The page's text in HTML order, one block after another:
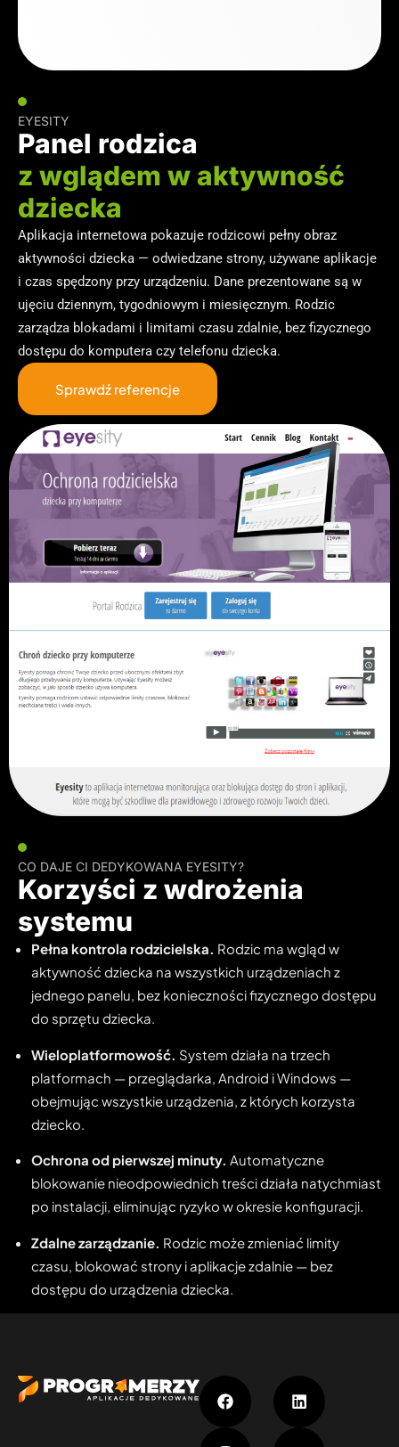
EYESITY
Panel rodzica
z wglądem w aktywność
dziecka
Aplikacja internetowa pokazuje rodzicowi pełny obraz
aktywności dziecka — odwiedzane strony, używane aplikacje
i czas spędzony przy urządzeniu. Dane prezentowane są w
ujęciu dziennym, tygodniowym i miesięcznym. Rodzic
zarządza blokadami i limitami czasu zdalnie, bez fizycznego
dostępu do komputera czy telefonu dziecka.
Sprawdź referencje
CO DAJE CI DEDYKOWANA EYESITY?
Korzyści z wdrożenia
systemu
Pełna kontrola rodzicielska. Rodzic ma wgląd w
aktywność dziecka na wszystkich urządzeniach z
jednego panelu, bez konieczności fizycznego dostępu
do sprzętu dziecka.
Wieloplatformowość. System działa na trzech
platformach — przeglądarka, Android i Windows —
obejmując wszystkie urządzenia, z których korzysta
dziecko.
Ochrona od pierwszej minuty. Automatyczne
blokowanie nieodpowiednich treści działa natychmiast
po instalacji, eliminując ryzyko w okresie konfiguracji.
Zdalne zarządzanie. Rodzic może zmieniać limity
czasu, blokować strony i aplikacje zdalnie — bez
dostępu do urządzenia dziecka.